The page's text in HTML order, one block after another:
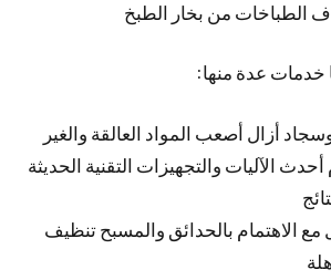
الطباخات من بخار الطبخ
خدمات عدة منها:
أزال أصعب المواد العالقة والغير
الآليات والتجهيزات التقنية الحديثة
الاهتمام بالحدائق والمسبح تنظيف